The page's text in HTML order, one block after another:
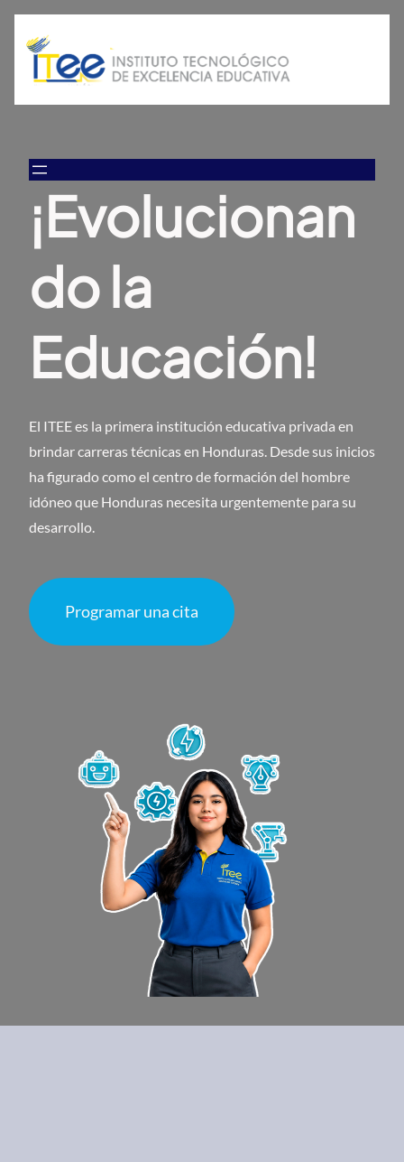
¡Evolucionan
do la
Educación!
El ITEE es la primera institución educativa privada en
brindar carreras técnicas en Honduras. Desde sus inicios
ha figurado como el centro de formación del hombre
idóneo que Honduras necesita urgentemente para su
desarrollo.
Programar una cita